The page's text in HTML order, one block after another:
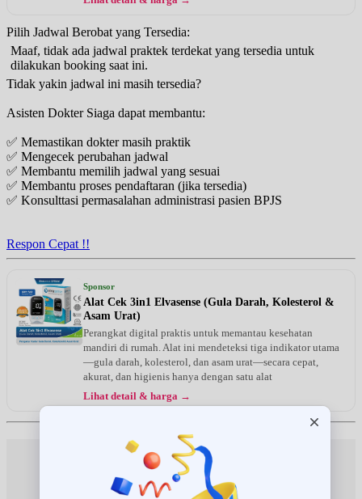
Pilih Jadwal Berobat yang Tersedia:
Maaf, tidak ada jadwal praktek terdekat yang tersedia untuk
dilakukan booking saat ini.
Tidak yakin jadwal ini masih tersedia?
Asisten Dokter Siaga dapat membantu:
✅ Memastikan dokter masih praktik
✅ Mengecek perubahan jadwal
✅ Membantu memilih jadwal yang sesuai
✅ Membantu proses pendaftaran (jika tersedia)
✅ Konsulttasi permasalahan administrasi pasien BPJS
Respon Cepat !!
Sponsor
Alat Cek 3in1 Elvasense (Gula Darah, Kolesterol &
Asam Urat)
Perangkat digital praktis untuk memantau kesehatan
mandiri di rumah. Alat ini mendeteksi tiga indikator utama
—gula darah, kolesterol, dan asam urat—secara cepat,
akurat, dan higienis hanya dengan satu alat
Lihat detail & harga →